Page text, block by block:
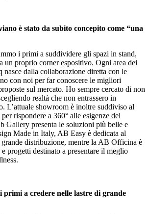
è stato da subito concepito come “una
i primi a suddividere gli spazi in stand,
un proprio corner espositivo. Ogni area dei
nasce dalla collaborazione diretta con le
con noi per far conoscere le migliori
sul mercato. Ho sempre cercato di non
realtà che non entrassero in
L’attuale showroom è inoltre suddiviso al
rispondere a 360° alle esigenze del
Gallery presenta le soluzioni più belle e
Made in Italy, AB Easy è dedicata al
distribuzione, mentre la AB Officina è
progetti destinato a presentare il meglio
primi a credere nelle lastre di grande